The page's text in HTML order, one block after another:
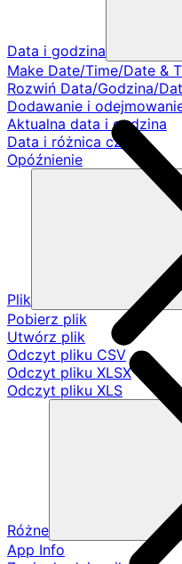
Data i godzina
Make Date/Time/Date &
Rozwiń Data/Godzina/
Dodawanie i
Aktualna data i godzina
Data i różnica czasu
Opóźnienie
Plik
Pobierz plik
Utwórz plik
Odczyt pliku CSV
Odczyt pliku XLSX
Odczyt pliku XLS
Różne
App Info